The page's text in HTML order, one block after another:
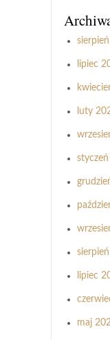
lipiec
luty
lipiec
maj